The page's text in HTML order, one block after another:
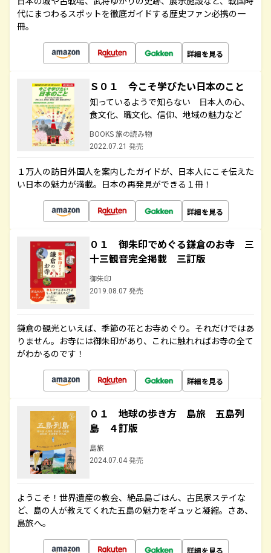
代にまつわるスポットを徹底ガイドする歴史ファン必携の一
冊。
詳細を見る
Ｓ０１ 今こそ学びたい日本のこと
知っているようで知らない 日本人の心、
食文化、職文化、信仰、地域の魅力など
BOOKS 旅の読み物
2022.07.21 発売
１万人の訪日外国人を案内したガイドが、日本人にこそ伝えた
い日本の魅力が満載。日本の再発見ができる１冊！
詳細を見る
０１ 御朱印でめぐる鎌倉のお寺 三
十三観音完全掲載 三訂版
御朱印
2019.08.07 発売
鎌倉の観光といえば、季節の花とお寺めぐり。それだけではあ
りません。お寺には御朱印があり、これに触れればお寺の全て
がわかるのです！
詳細を見る
０１ 地球の歩き方 島旅 五島列
島 ４訂版
島旅
2024.07.04 発売
ようこそ！世界遺産の教会、絶品島ごはん、古民家ステイな
ど、島の人が教えてくれた五島の魅力をギュッと凝縮。さあ、
島旅へ。
詳細を見る